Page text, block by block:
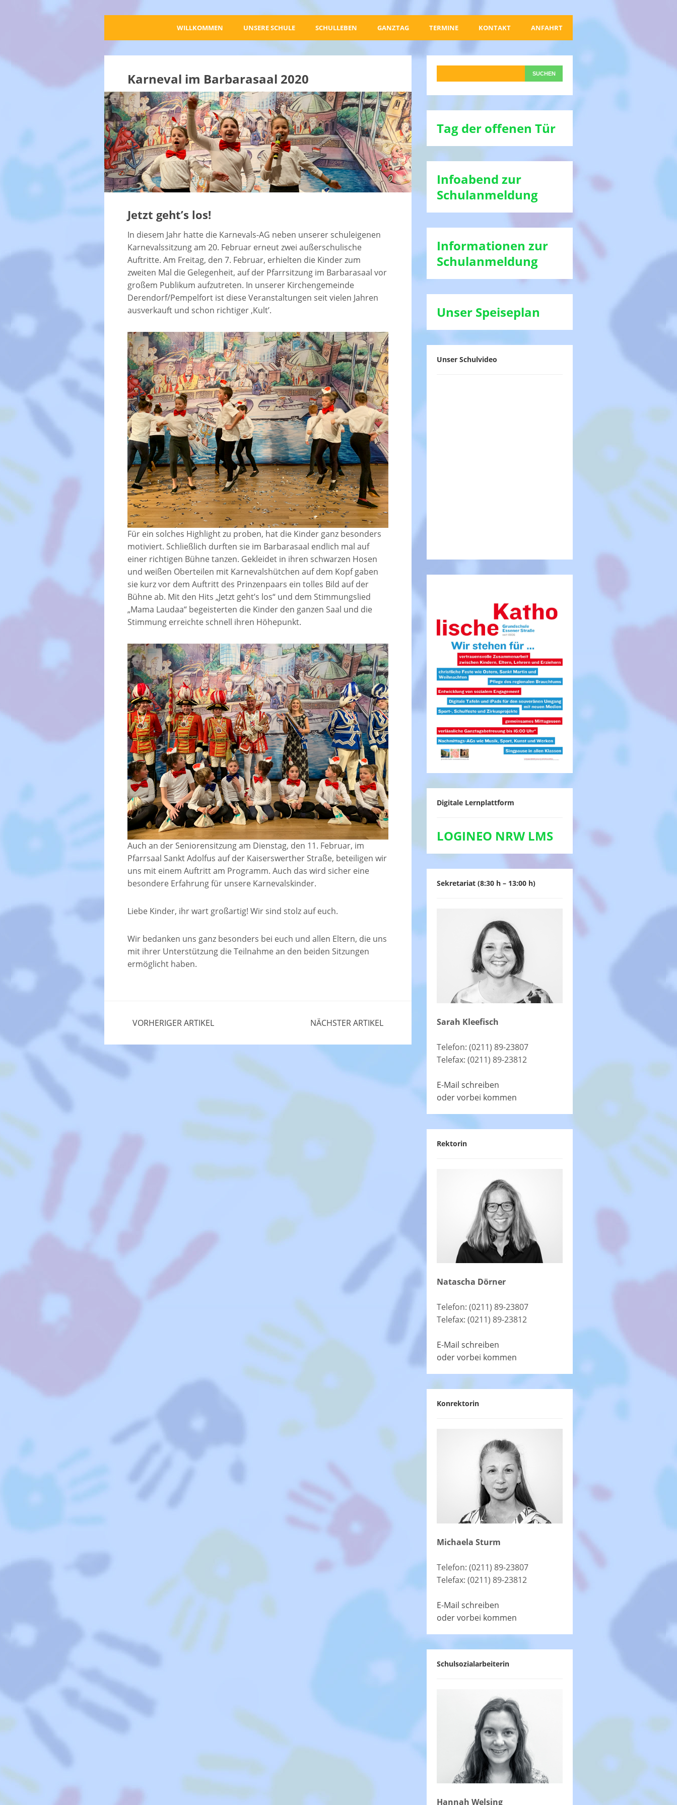
WILLKOMMEN UNSERE SCHULE SCHULLEBEN GANZTAG TERMINE KONTAKT ANFAHRT
Karneval im Barbarasaal 2020
Jetzt geht’s los!
In diesem Jahr hatte die Karnevals-AG neben unserer schuleigenen
Karnevalssitzung am 20. Februar erneut zwei außerschulische
Auftritte. Am Freitag, den 7. Februar, erhielten die Kinder zum
zweiten Mal die Gelegenheit, auf der Pfarrsitzung im Barbarasaal vor
großem Publikum aufzutreten. In unserer Kirchengemeinde
Derendorf/Pempelfort ist diese Veranstaltungen seit vielen Jahren
ausverkauft und schon richtiger ‚Kult’.
Für ein solches Highlight zu proben, hat die Kinder ganz besonders
motiviert. Schließlich durften sie im Barbarasaal endlich mal auf
einer richtigen Bühne tanzen. Gekleidet in ihren schwarzen Hosen
und weißen Oberteilen mit Karnevalshütchen auf dem Kopf gaben
sie kurz vor dem Auftritt des Prinzenpaars ein tolles Bild auf der
Bühne ab. Mit den Hits „Jetzt geht’s los“ und dem Stimmungslied
„Mama Laudaa“ begeisterten die Kinder den ganzen Saal und die
Stimmung erreichte schnell ihren Höhepunkt.
Auch an der Seniorensitzung am Dienstag, den 11. Februar, im
Pfarrsaal Sankt Adolfus auf der Kaiserswerther Straße, beteiligen wir
uns mit einem Auftritt am Programm. Auch das wird sicher eine
besondere Erfahrung für unsere Karnevalskinder.
Liebe Kinder, ihr wart großartig! Wir sind stolz auf euch.
Wir bedanken uns ganz besonders bei euch und allen Eltern, die uns
mit ihrer Unterstützung die Teilnahme an den beiden Sitzungen
ermöglicht haben.
VORHERIGER ARTIKEL NÄCHSTER ARTIKEL
Tag der offenen Tür
Infoabend zur
Schulanmeldung
Informationen zur
Schulanmeldung
Unser Speiseplan
Unser Schulvideo
Digitale Lernplattform
LOGINEO NRW LMS
Sekretariat (8:30 h – 13:00 h)
Sarah Kleefisch
Telefon: (0211) 89-23807
Telefax: (0211) 89-23812
E-Mail schreiben
oder vorbei kommen
Rektorin
Natascha Dörner
Telefon: (0211) 89-23807
Telefax: (0211) 89-23812
E-Mail schreiben
oder vorbei kommen
Konrektorin
Michaela Sturm
Telefon: (0211) 89-23807
Telefax: (0211) 89-23812
E-Mail schreiben
oder vorbei kommen
Schulsozialarbeiterin
Hannah Welsing